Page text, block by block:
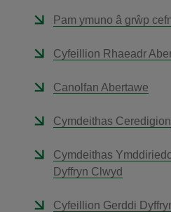
Pam ymuno â grŵp
Cyfeillion Rhaeadr
Canolfan Abertawe
Cymdeithas Ceredigion
Cymdeithas
Dyffryn Clwyd
Cyfeillion Gerddi